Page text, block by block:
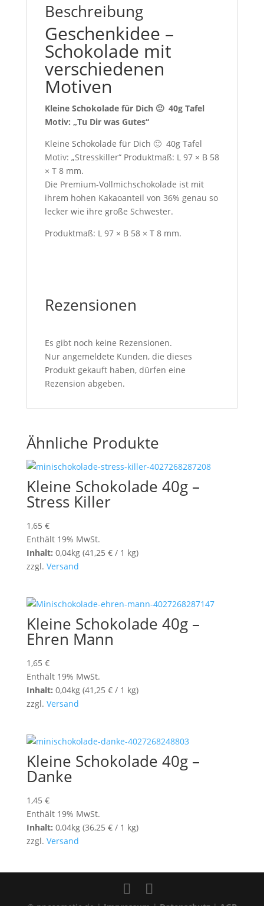
Beschreibung
Geschenkidee –
Schokolade mit
verschiedenen
Motiven
Kleine Schokolade für Dich 🙂 40g Tafel
Motiv: „Tu Dir was Gutes“
Kleine Schokolade für Dich 🙂 40g Tafel
Motiv: „Stresskiller“ Produktmaß: L 97 × B 58
× T 8 mm.
Die Premium-Vollmichschokolade ist mit
ihrem hohen Kakaoanteil von 36% genau so
lecker wie ihre große Schwester.
Produktmaß: L 97 × B 58 × T 8 mm.
Rezensionen
Es gibt noch keine Rezensionen.
Nur angemeldete Kunden, die dieses
Produkt gekauft haben, dürfen eine
Rezension abgeben.
Ähnliche Produkte
Kleine Schokolade 40g –
Stress Killer
1,65 €
Enthält 19% MwSt.
Inhalt: 0,04kg (41,25 €/ 1 kg)
zzgl. Versand
Kleine Schokolade 40g –
Ehren Mann
1,65 €
Enthält 19% MwSt.
Inhalt: 0,04kg (41,25 €/ 1 kg)
zzgl. Versand
Kleine Schokolade 40g –
Danke
1,45 €
Enthält 19% MwSt.
Inhalt: 0,04kg (36,25 €/ 1 kg)
zzgl. Versand